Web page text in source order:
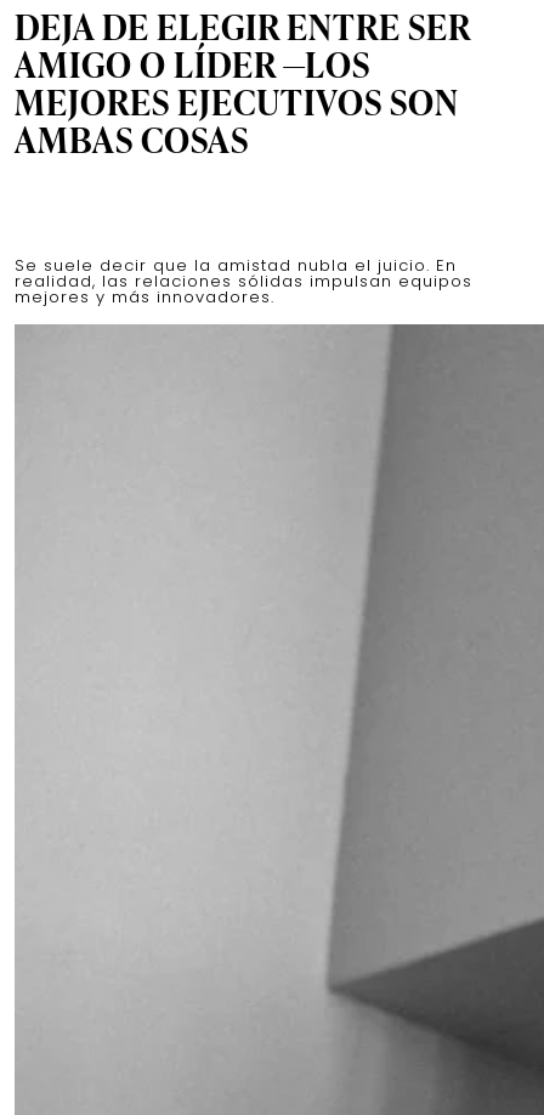
DEJA DE ELEGIR ENTRE SER
AMIGO O LÍDER —LOS
MEJORES EJECUTIVOS SON
AMBAS COSAS
Se suele decir que la amistad nubla el juicio. En
realidad, las relaciones sólidas impulsan equipos
mejores y más innovadores.